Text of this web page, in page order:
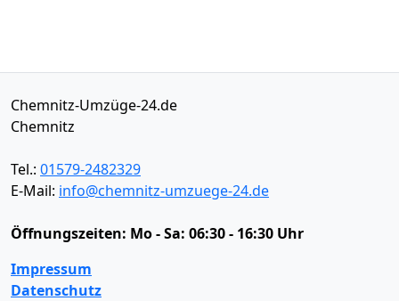
Chemnitz-Umzüge-24.de
Chemnitz
Tel.: 01579-2482329
E-Mail: info@chemnitz-umzuege-24.de
Öffnungszeiten: Mo - Sa: 06:30 - 16:30 Uhr
Impressum
Datenschutz